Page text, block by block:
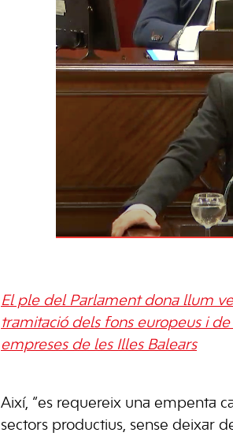
El ple del Parlament dona llum
tramitació dels fons europeus i
empreses de les Illes Balears
Així, “es requereix una empenta
sectors productius, sense deixar